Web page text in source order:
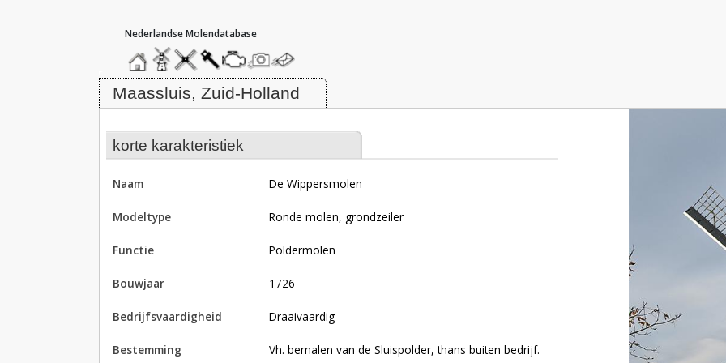
hoofdmenu
homemolendatabase
roedendatabase
assendatabase
motorendatabase
stuur
een
foto
stuur
een
bericht
Molen De Wippersmolen, Maassluis
Maassluis, Zuid-Holland
korte karakteristiek
naam De Wippersmolen
modeltype Ronde molen, grondzeiler
functie poldermolen
bouwjaar 1726
bedrijfsvaardigheid Draaivaardig
bestemming
Vh. bemalen van de Sluispolder, thans buiten bedrijf.